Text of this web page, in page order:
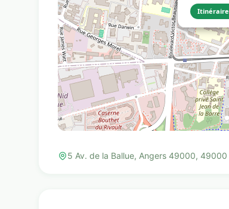
Itinéraire
5 Av. de la Ballue, Angers 49000, 49000